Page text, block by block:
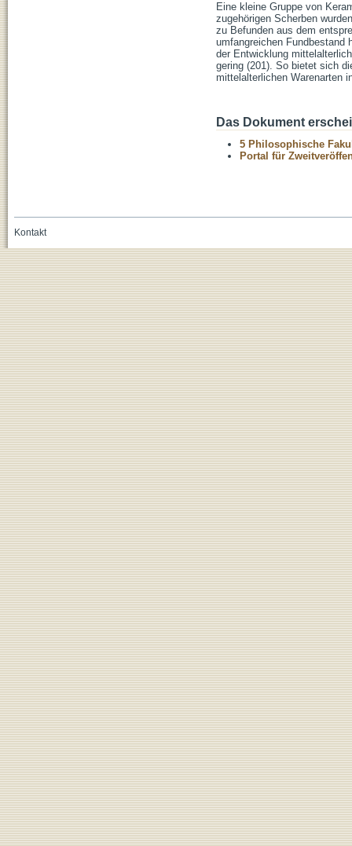
Eine kleine Gruppe von
zugehörigen Scherben
zu Befunden aus dem
umfangreichen Fundbestand
der Entwicklung
gering (201). So bietet sich
mittelalterlichen Warenarten
Das Dokument
5 Philosophische
Portal für
Kontakt